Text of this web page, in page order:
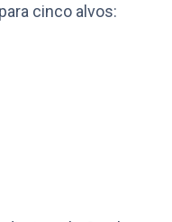
cinco alvos: